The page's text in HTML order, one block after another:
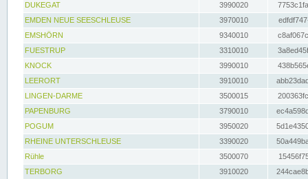
DUKEGAT
3990020
EMDEN NEUE SEESCHLEUSE
3970010
EMSHÖRN
9340010
FUESTRUP
3310010
KNOCK
3990010
LEERORT
3910010
LINGEN-DARME
3500015
PAPENBURG
3790010
POGUM
3950020
RHEINE UNTERSCHLEUSE
3390020
Rühle
3500070
TERBORG
3910020